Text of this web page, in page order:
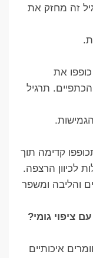
זה מחזק את
את
תרגיל
קדימה תוך
לכיוון הרצפה.
והליבה ומשפר
ציפוי גומי?
איכותיים